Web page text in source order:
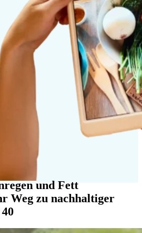
und Fett
Weg zu nachhaltiger